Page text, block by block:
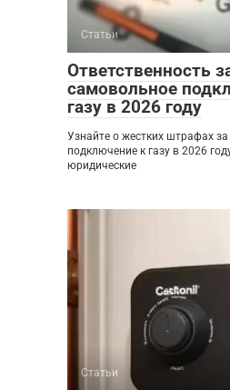
Статьи
Ответственность
самовольное
газу в 2026 году
Узнайте о жестких штрафах
подключение к газу в 2026
юридические
Статьи